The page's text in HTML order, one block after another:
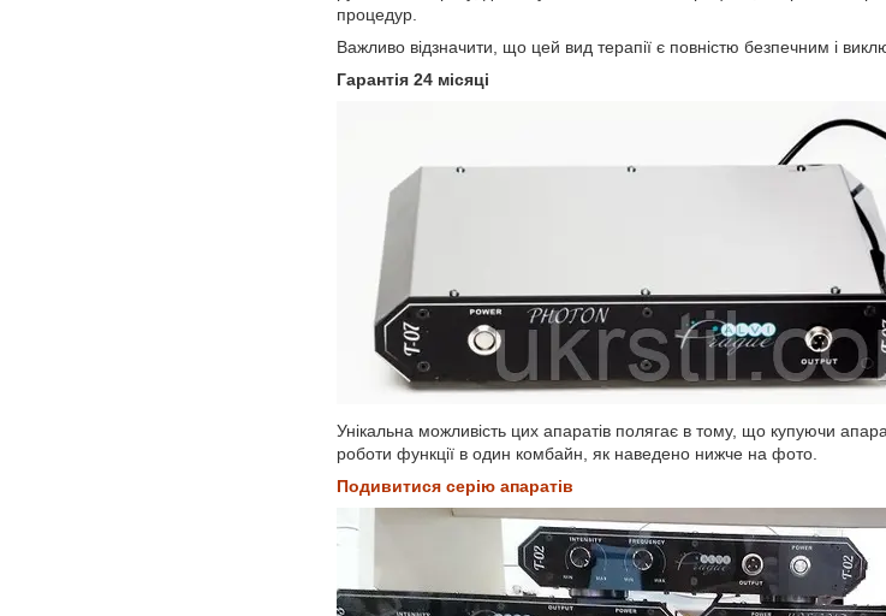
процедур.
Важливо відзначити, що цей вид терапії є повністю безпечним і
Гарантія 24 місяці
Унікальна можливість цих апаратів полягає в тому, що купуючи
роботи функції в один комбайн, як наведено нижче на фото.
Подивитися серію апаратів